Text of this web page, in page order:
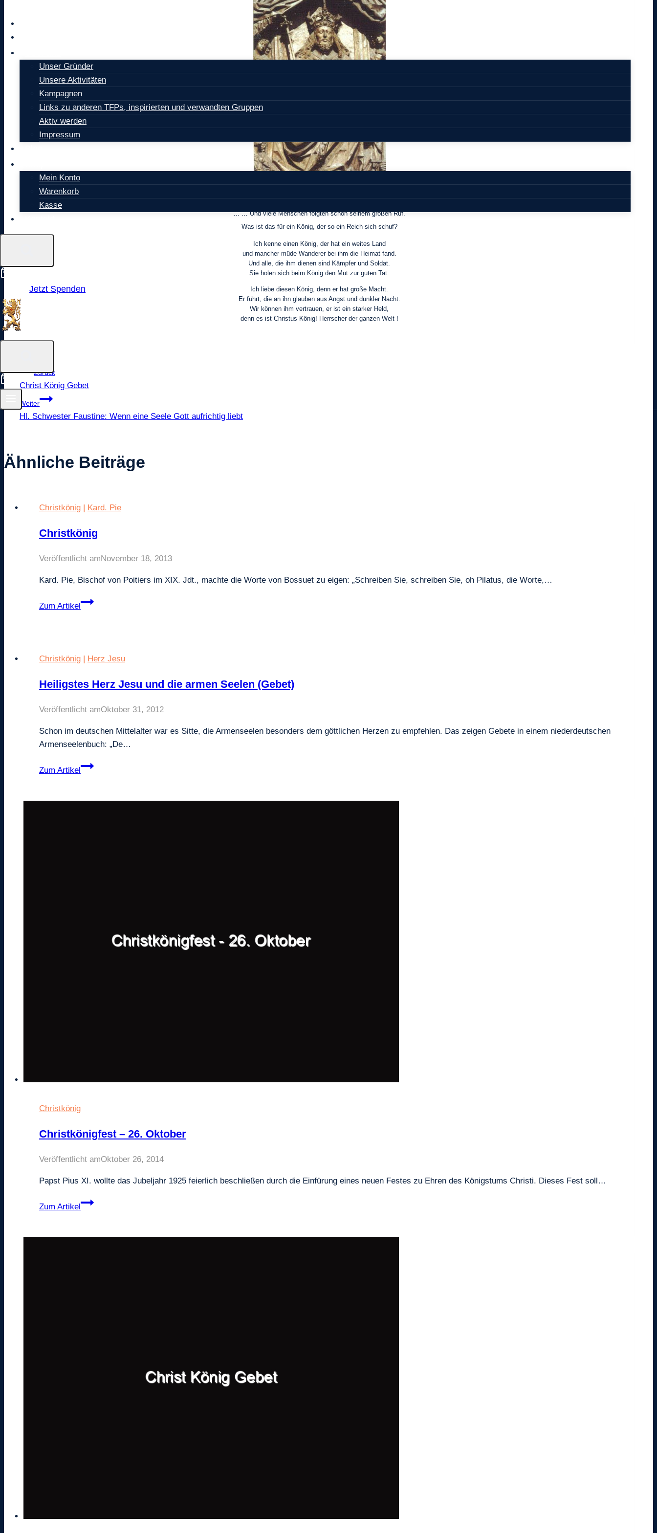
Unser Gründer
Unsere Aktivitäten
Kampagnen
Links zu anderen TFPs, inspirierten und verwandten Gruppen
Aktiv werden
Impressum
Mein Konto
Warenkorb
Kasse
Jetzt Spenden
Ich kenne einen König, der hat ein Königreich.
Dort herrschet er mit Liebe und ist an Güte reich.
… … Und viele Menschen folgten schon seinem großen Ruf.
Was ist das für ein König, der so ein Reich sich schuf?
Ich kenne einen König, der hat ein weites Land
und mancher müde Wanderer bei ihm die Heimat fand.
Und alle, die ihm dienen sind Kämpfer und Soldat.
Sie holen sich beim König den Mut zur guten Tat.
Ich liebe diesen König, denn er hat große Macht.
Er führt, die an ihn glauben aus Angst und dunkler Nacht.
Wir können ihm vertrauen, er ist ein starker Held,
denn es ist Christus König! Herrscher der ganzen Welt !
Beitragsnavigation
Zurück
Christ König Gebet
Weiter
Hl. Schwester Faustine: Wenn eine Seele Gott aufrichtig liebt
Ähnliche Beiträge
Christkönig Kard. Pie
Christkönig
Veröffentlicht amNovember 18, 2013
Kard. Pie, Bischof von Poitiers im XIX. Jdt., machte die Worte von Bossuet zu eigen: „Schreiben Sie, schreiben Sie, oh Pilatus, die Worte,…
Zum Artikel
Christkönig
Christkönig Herz Jesu
Heiligstes Herz Jesu und die armen Seelen (Gebet)
Veröffentlicht amOktober 31, 2012
Schon im deutschen Mittelalter war es Sitte, die Armenseelen besonders dem göttlichen Herzen zu empfehlen. Das zeigen Gebete in einem niederdeutschen
Armenseelenbuch: „De…
Zum Artikel
Heiligstes
Christkönig
Christkönigfest – 26. Oktober
Veröffentlicht amOktober 26, 2014
Papst Pius XI. wollte das Jubeljahr 1925 feierlich beschließen durch die Einfürung eines neuen Festes zu Ehren des Königstums Christi. Dieses Fest soll…
Zum Artikel
Christkönigfest